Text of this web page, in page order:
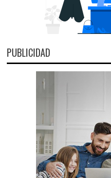
PUBLICIDAD